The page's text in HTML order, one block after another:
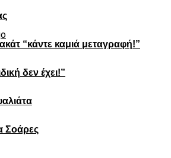
“κάντε καμιά μεταγραφή!”
δεν έχει!”
Σοάρες